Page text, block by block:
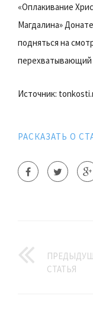
«Оплакивание
Магдалина»
подняться на
Источник:
РАСКАЗАТЬ О
СТАТЬЯ